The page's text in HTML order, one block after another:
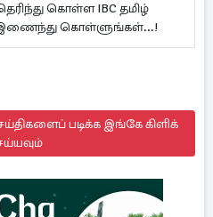
கொள்ள IBC தமிழ்
கொள்ளுங்கள்...!
படிக்க இங்கே கிளிக்